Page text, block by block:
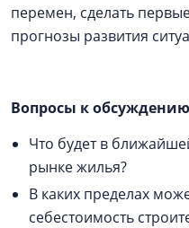
перемен, сделать
прогнозы развития
Вопросы к
Что будет в
рынке жилья?
В каких пределах
себестоимость